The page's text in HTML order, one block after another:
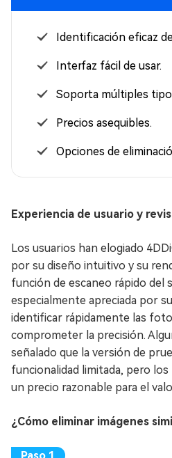
Identificación eficaz
Interfaz fácil de usar.
Soporta múltiples
Precios asequibles.
Opciones de
Experiencia de usuario y
Los usuarios han elogiado
por su diseño intuitivo y su
función de escaneo rápido del
especialmente apreciada por
identificar rápidamente las
comprometer la precisión.
señalado que la versión de
funcionalidad limitada, pero
un precio razonable para el
¿Cómo eliminar imágenes